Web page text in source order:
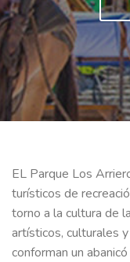
EL Parque Los
turísticos de
torno a la cultura de
artísticos, culturales
conforman un